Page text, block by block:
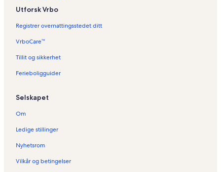
Utforsk Vrbo
Registrer overnattingsstedet ditt
VrboCare™
Tillit og sikkerhet
Ferieboligguider
Selskapet
Om
Ledige stillinger
Nyhetsrom
Vilkår og betingelser